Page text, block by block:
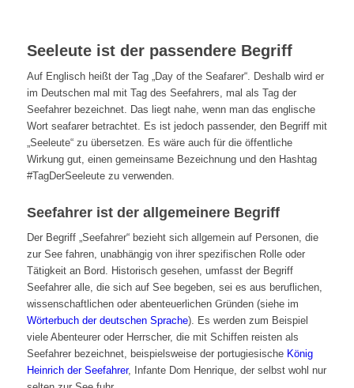
Seeleute ist der passendere Begriff
Auf Englisch heißt der Tag „Day of the Seafarer“. Deshalb wird er
im Deutschen mal mit Tag des Seefahrers, mal als Tag der
Seefahrer bezeichnet. Das liegt nahe, wenn man das englische
Wort seafarer betrachtet. Es ist jedoch passender, den Begriff mit
„Seeleute“ zu übersetzen. Es wäre auch für die öffentliche
Wirkung gut, einen gemeinsame Bezeichnung und den Hashtag
#TagDerSeeleute zu verwenden.
Seefahrerist der allgemeinere Begriff
Der Begriff „Seefahrer“ bezieht sich allgemein auf Personen, die
zur See fahren, unabhängig von ihrer spezifischen Rolle oder
Tätigkeit an Bord. Historisch gesehen, umfasst der Begriff
Seefahrer alle, die sich auf See begeben, sei es aus beruflichen,
wissenschaftlichen oder abenteuerlichen Gründen (siehe im
Wörterbuch der deutschen Sprache). Es werden zum Beispiel
viele Abenteurer oder Herrscher, die mit Schiffen reisten als
Seefahrer bezeichnet, beispielsweise der portugiesische König
Heinrich der Seefahrer, Infante Dom Henrique, der selbst wohl nur